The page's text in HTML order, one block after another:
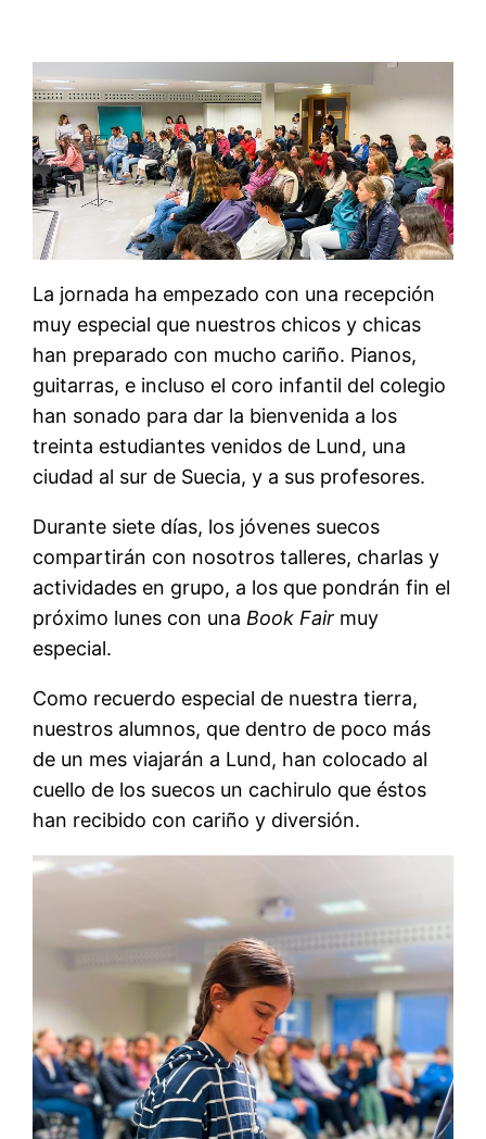
La jornada ha empezado con una recepción
muy especial que nuestros chicos y chicas
han preparado con mucho cariño. Pianos,
guitarras, e incluso el coro infantil del colegio
han sonado para dar la bienvenida a los
treinta estudiantes venidos de Lund, una
ciudad al sur de Suecia, y a sus profesores.
Durante siete días, los jóvenes suecos
compartirán con nosotros talleres, charlas y
actividades en grupo, a los que pondrán fin el
próximo lunes con una Book Fair muy
especial.
Como recuerdo especial de nuestra tierra,
nuestros alumnos, que dentro de poco más
de un mes viajarán a Lund, han colocado al
cuello de los suecos un cachirulo que éstos
han recibido con cariño y diversión.